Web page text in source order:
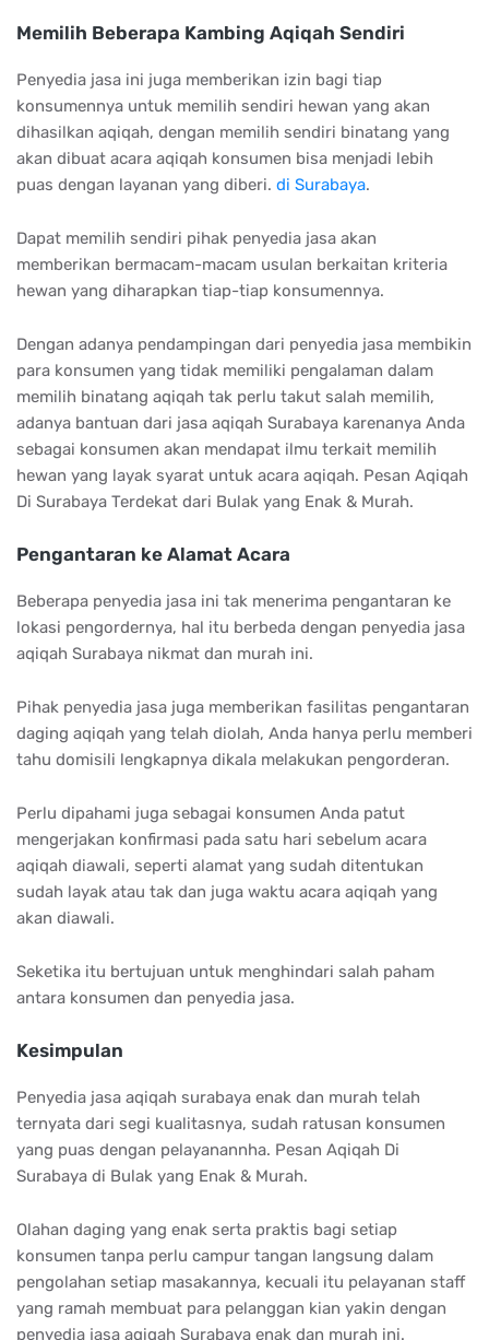
Memilih Beberapa Kambing Aqiqah Sendiri
Penyedia jasa ini juga memberikan izin bagi tiap
konsumennya untuk memilih sendiri hewan yang akan
dihasilkan aqiqah, dengan memilih sendiri binatang yang
akan dibuat acara aqiqah konsumen bisa menjadi lebih
puas dengan layanan yang diberi. di Surabaya.
Dapat memilih sendiri pihak penyedia jasa akan
memberikan bermacam-macam usulan berkaitan kriteria
hewan yang diharapkan tiap-tiap konsumennya.
Dengan adanya pendampingan dari penyedia jasa membikin
para konsumen yang tidak memiliki pengalaman dalam
memilih binatang aqiqah tak perlu takut salah memilih,
adanya bantuan dari jasa aqiqah Surabaya karenanya Anda
sebagai konsumen akan mendapat ilmu terkait memilih
hewan yang layak syarat untuk acara aqiqah. Pesan Aqiqah
Di Surabaya Terdekat dari Bulak yang Enak & Murah.
Pengantaran ke Alamat Acara
Beberapa penyedia jasa ini tak menerima pengantaran ke
lokasi pengordernya, hal itu berbeda dengan penyedia jasa
aqiqah Surabaya nikmat dan murah ini.
Pihak penyedia jasa juga memberikan fasilitas pengantaran
daging aqiqah yang telah diolah, Anda hanya perlu memberi
tahu domisili lengkapnya dikala melakukan pengorderan.
Perlu dipahami juga sebagai konsumen Anda patut
mengerjakan konfirmasi pada satu hari sebelum acara
aqiqah diawali, seperti alamat yang sudah ditentukan
sudah layak atau tak dan juga waktu acara aqiqah yang
akan diawali.
Seketika itu bertujuan untuk menghindari salah paham
antara konsumen dan penyedia jasa.
Kesimpulan
Penyedia jasa aqiqah surabaya enak dan murah telah
ternyata dari segi kualitasnya, sudah ratusan konsumen
yang puas dengan pelayanannha. Pesan Aqiqah Di
Surabaya di Bulak yang Enak & Murah.
Olahan daging yang enak serta praktis bagi setiap
konsumen tanpa perlu campur tangan langsung dalam
pengolahan setiap masakannya, kecuali itu pelayanan staff
yang ramah membuat para pelanggan kian yakin dengan
penyedia jasa aqiqah Surabaya enak dan murah ini.